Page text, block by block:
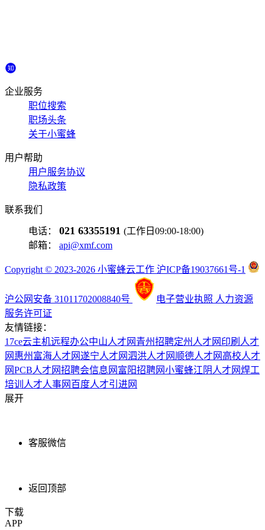
企业服务
职位搜索
职场头条
关于小蜜蜂
用户帮助
用户服务协议
隐私政策
联系我们
电话： 021 63355191 (工作日09:00-18:00)
邮箱： api@xmf.com
Copyright © 2023-2026 小蜜蜂云工作 沪ICP备19037661号-1
沪公网安备 31011702008840号 电子营业执照 人力资源
服务许可证
友情链接：
17ce云主机远程办公中山人才网 青州招聘定州人才网 印刷人才
网 惠州富海人才网遂宁人才网泗洪人才网 顺德人才网 高校人才
网PCB人才网招聘会信息网 富阳招聘网小蜜蜂江阴人才网焊工
培训 人才人事网 百度人才引进网
展开
客服微信
返回顶部
下载
APP